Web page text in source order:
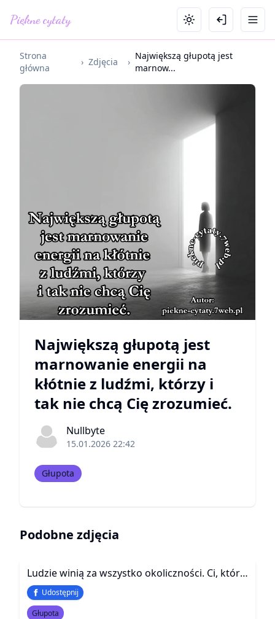
Piękne cytaty
Strona
główna
› Zdjęcia ›
Największą głupotą jest
marnow...
Największą głupotą jest
marnowanie energii na
kłótnie z ludźmi, którzy i
tak nie chcą Cię zrozumieć.
Nullbyte
15.01.2026 22:42
Głupota
Podobne zdjęcia
Ludzie winią za wszystko okoliczności. Ci, którym na tym świecie się powodzi, wstają rano i szukają takich okoliczności, jakie są im na rękę. Jeśli ich nie znajdują, sami je tworzą
Udostępnij
Głupota